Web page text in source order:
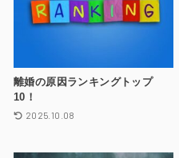
離婚の原因ランキングトップ
10！
2025.10.08